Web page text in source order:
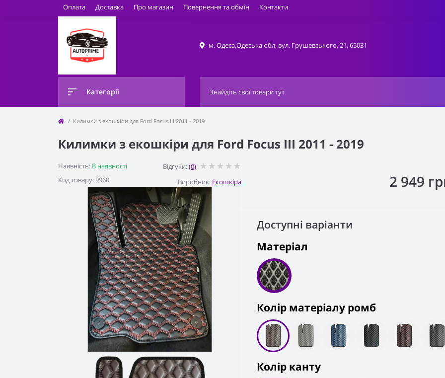
Оплата Доставка Про магазин Повернення та обмін Контакти
м. Одеса,Одеська обл, вул. Грушевського, 21, 65031
Категорії
Килимки з екошкіри для Ford Focus III 2011 - 2019
Килимки з екошкіри для Ford Focus III 2011 - 2019
Наявність: В наявності
Код товару: 9960
Відгуки:(0)
Виробник: Екошкіра 2 949
Доступні варіанти
Матеріал
Колiр матеріалу ромб
Колір канту